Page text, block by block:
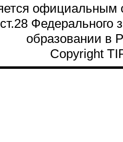
официальным
Федерального
образовании в
Copyright